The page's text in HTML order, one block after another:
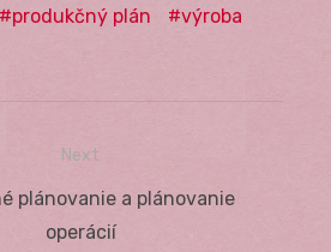
produkčný plán
výroba
Next
plánovanie a plánovanie
operácií